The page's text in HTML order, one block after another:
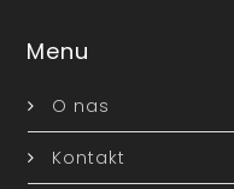
Menu
O nas
Kontakt